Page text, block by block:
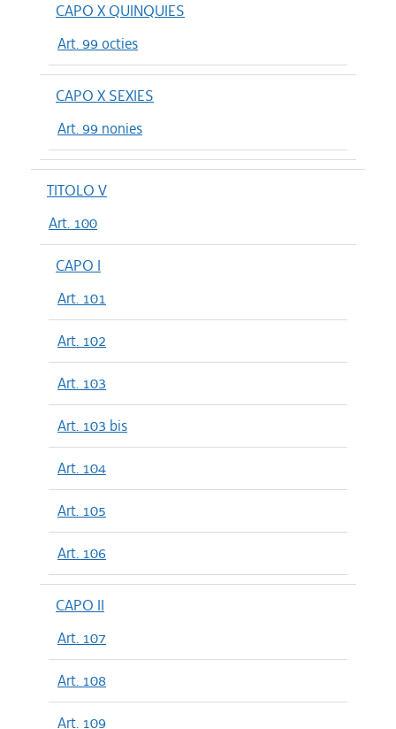
CAPO X QUINQUIES
Art. 99 octies
CAPO X SEXIES
Art. 99 nonies
TITOLO V
Art. 100
CAPO I
Art. 101
Art. 102
Art. 103
Art. 103 bis
Art. 104
Art. 105
Art. 106
CAPO II
Art. 107
Art. 108
Art. 109